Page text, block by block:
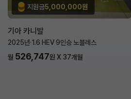
지원금5,000,000원
기아 카니발
2025년·1.6 HEV 9인승 노블레스
월 526,747원 X 37개월